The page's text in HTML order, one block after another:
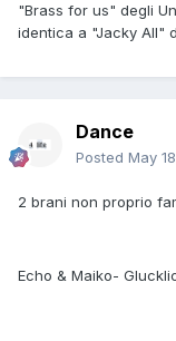
"Brass for us" degli
identica a "Jacky All"
Dance
Posted May
2 brani non proprio
Echo & Maiko-